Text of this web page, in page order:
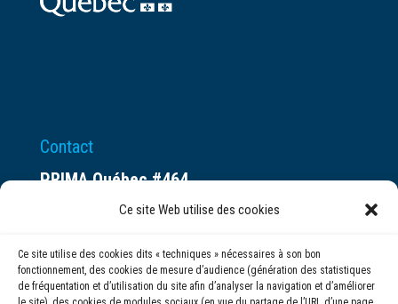
Ce site Web utilise des cookies
Ce site utilise des cookies dits « techniques » nécessaires à son bon
fonctionnement, des cookies de mesure d’audience (génération des statistiques
de fréquentation et d’utilisation du site afin d’analyser la navigation et d’améliorer
Contact
PRIMA Québec #464
Espace ax.c
Montréal (QC) H3C 0B4